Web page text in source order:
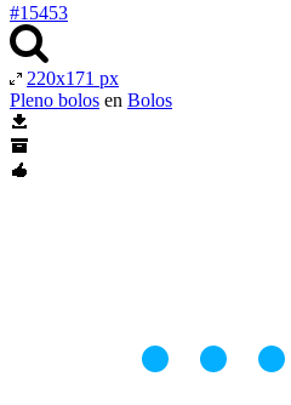
#15453
220x171 px
Pleno bolos en Bolos